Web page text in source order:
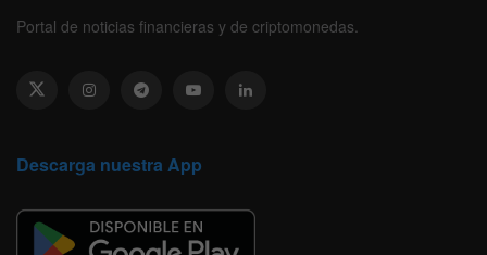
Portal de noticias financieras y de criptomonedas.
Descarga nuestra App